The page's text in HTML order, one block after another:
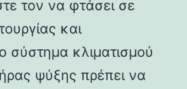
τον να φτάσει σε
και
σύστημα κλιματισμού
ψύξης πρέπει να